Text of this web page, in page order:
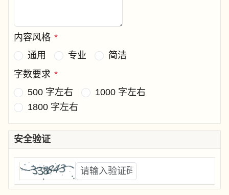
内容风格 *
通用
专业
简洁
字数要求 *
500 字左右
1000 字左右
1800 字左右
安全验证